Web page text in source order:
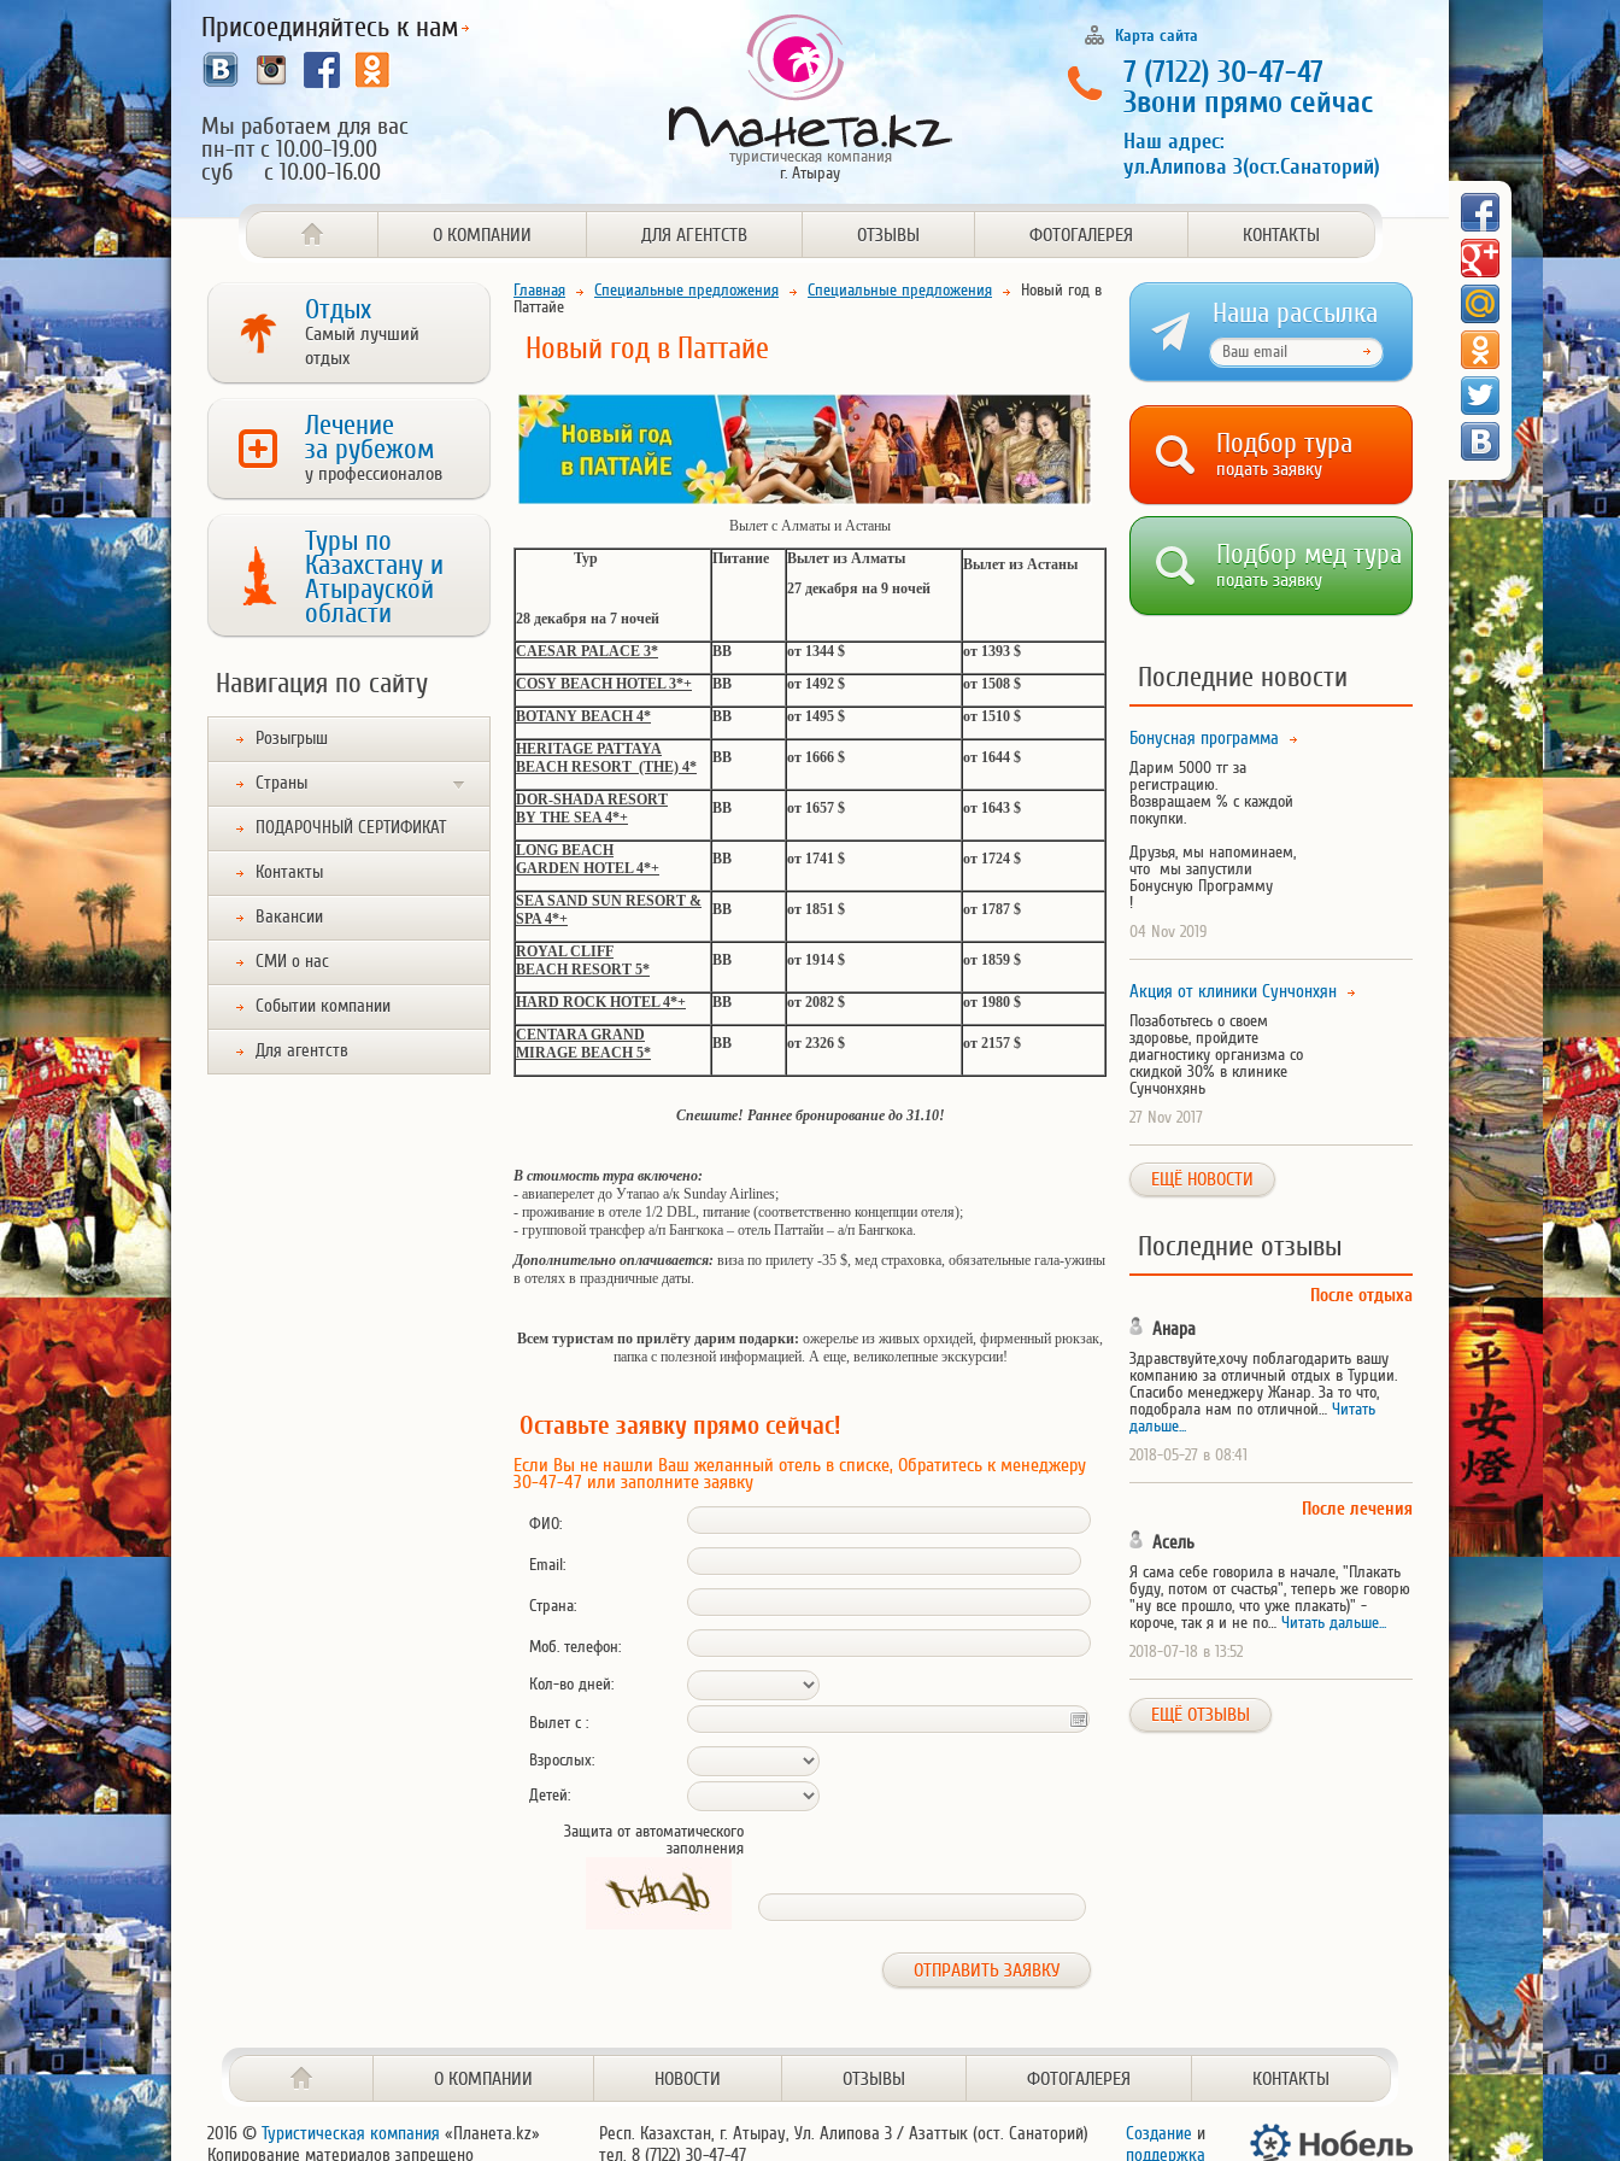
Присоединяйтесь к нам
Мы работаем для вас
пн-пт с 10.00-19.00
суб с 10.00-16.00
туристическая компания
г. Атырау
Карта сайта
7 (7122) 30-47-47
Звони прямо сейчас
Наш адрес:
ул.Алипова 3(ост.Санаторий)
О КОМПАНИИ ДЛЯ АГЕНТСТВ ОТЗЫВЫ ФОТОГАЛЕРЕЯ КОНТАКТЫ
Отдых
Самый лучший
отдых
Лечение
за рубежом
у профессионалов
Туры по
Казахстану и
Атырауской
области
Навигация по сайту
Розыгрыш
Страны
ПОДАРОЧНЫЙ СЕРТИФИКАТ
Контакты
Вакансии
СМИ о нас
Событии компании
Для агентств
Главная Специальные предложения Специальные предложения
Новый год в
Паттайе
Новый год в Паттайе
Вылет с Алматы и Астаны
Тур
28 декабря на 7 ночей
Питание Вылет из Алматы
27 декабря на 9 ночей
Вылет из Астаны
CAESAR PALACE 3* BB от 1344 $ от 1393 $
COSY BEACH HOTEL 3*+
ВВ от 1492 $ от 1508 $
BOTANY BEACH 4* ВВ от 1495 $ от 1510 $
HERITAGE PATTAYA
BEACH RESORT (THE) 4*
ВВ от 1666 $ от 1644 $
DOR-SHADA RESORT
BY THE SEA 4*+
ВВ от 1657 $ от 1643 $
LONG BEACH
GARDEN HOTEL 4*+
ВВ от 1741 $ от 1724 $
SEA SAND SUN RESORT &
SPA 4*+
ВВ от 1851 $ от 1787 $
ROYAL CLIFF
BEACH RESORT 5*
ВВ от 1914 $ от 1859 $
HARD ROCK HOTEL 4*+ ВВ от 2082 $ от 1980 $
CENTARA GRAND
MIRAGE BEACH 5*
ВВ от 2326 $ от 2157 $
Спешите! Раннее бронирование до 31.10!
В стоимость тура включено:
- авиаперелет до Утапао а/к Sunday Airlines;
- проживание в отеле 1/2 DBL, питание (соответственно концепции отеля);
- групповой трансфер а/п Бангкока – отель Паттайи – а/п Бангкока.
Дополнительно оплачивается: виза по прилету -35 $, мед страховка, обязательные гала-ужины
в отелях в праздничные даты.
Всем туристам по прилёту дарим подарки: ожерелье из живых орхидей, фирменный рюкзак,
папка с полезной информацией. А еще, великолепные экскурсии!
Оставьте заявку прямо сейчас!
Если Вы не нашли Ваш желанный отель в списке, Обратитесь к менеджеру
30-47-47 или заполните заявку
ФИО:
Email:
Страна:
Моб. телефон:
Кол-во дней:
Вылет с :
Взрослых:
Детей:
Защита от автоматического
заполнения
Наша рассылка
Подбор тура
подать заявку
Подбор мед тура
подать заявку
Последние новости
Бонусная программа
Дарим 5000 тг за
регистрацию.
Возвращаем % с каждой
покупки.
Друзья, мы напоминаем,
что мы запустили
Бонусную Программу
!
04 Nov 2019
Акция от клиники Сунчонхян
Позаботьтесь о своем
здоровье, пройдите
диагностику организма со
скидкой 30% в клинике
Сунчонхянь
27 Nov 2017
ЕЩЁ НОВОСТИ
Последние отзывы
После отдыха
Анара
Здравствуйте,хочу поблагодарить вашу
компанию за отличный отдых в Турции.
Спасибо менеджеру Жанар. За то что,
подобрала нам по отличной… Читать
дальше...
2018-05-27 в 08:41
После лечения
Асель
Я сама себе говорила в начале, "Плакать
буду, потом от счастья", теперь же говорю
"ну все прошло, что уже плакать)" -
короче, так я и не по… Читать дальше...
2018-07-18 в 13:52
ЕЩЁ ОТЗЫВЫ
О КОМПАНИИ НОВОСТИ ОТЗЫВЫ ФОТОГАЛЕРЕЯ КОНТАКТЫ
2016 © Туристическая компания «Планета.kz»
Копирование материалов запрещено
Респ. Казахстан, г. Атырау, Ул. Алипова 3 / Азаттык (ост. Санаторий)
тел. 8 (7122) 30-47-47
Создание и
поддержка